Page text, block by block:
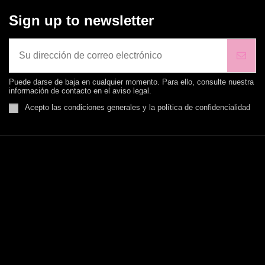
Sign up to newsletter
Puede darse de baja en cualquier momento. Para ello, consulte nuestra
información de contacto en el aviso legal.
Acepto las condiciones generales y la política de confidencialidad